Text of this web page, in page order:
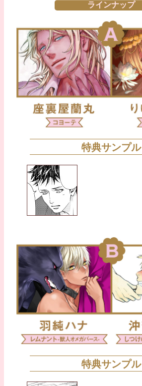
ラインナップ
特典サンプル
特典サンプル